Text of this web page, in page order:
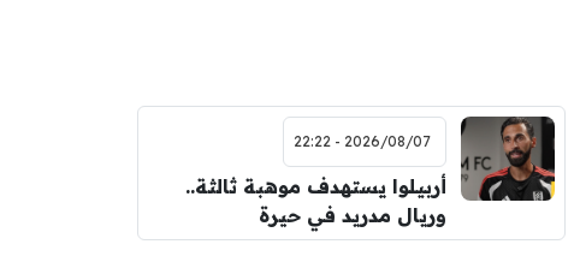
2026/08/07 - 22:22
أربيلوا يستهدف موهبة ثالثة..
وريال مدريد في حيرة